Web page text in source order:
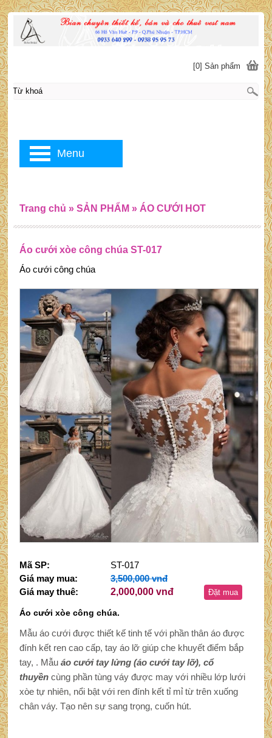
Áo cưới xòe công chúa ST-017
Áo cưới công chúa
Mã SP:
ST-017
Giá may mua:
3,500,000 vnđ
Giá may thuê:
2,000,000 vnđ Đặt mua
Áo cưới xòe công chúa.
Mẫu áo cưới được thiết kế tinh tế với phần thân áo được
đính kết ren cao cấp, tay áo lỡ giúp che khuyết điểm bắp
tay, . Mẫu áo cưới tay lửng (áo cưới tay lỡ), cổ
thuyền cùng phần tùng váy được may với nhiều lớp lưới
xòe tự nhiên, nổi bật với ren đính kết tỉ mỉ từ trên xuống
chân váy. Tạo nên sự sang trọng, cuốn hút.
Trang chủ » SẢN PHẨM » ÁO CƯỚI HOT
[0] Sản phẩm
Menu